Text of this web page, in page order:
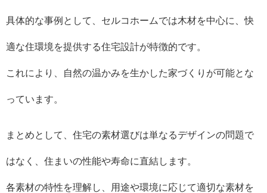
具体的な事例として、セルコホームでは木材を中心に、快
適な住環境を提供する住宅設計が特徴的です。
これにより、自然の温かみを生かした家づくりが可能とな
っています。
まとめとして、住宅の素材選びは単なるデザインの問題で
はなく、住まいの性能や寿命に直結します。
各素材の特性を理解し、用途や環境に応じて適切な素材を